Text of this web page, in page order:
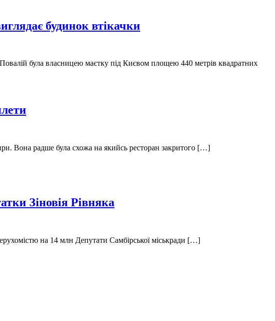
будинок втікачки
Повалій була власницею маєтку під Києвом площею 440 метрів квадратних
Вона радше була схожа на якийсь ресторан закритого […]
Зіновія Рівняка
на 14 млн Депутати Самбірської міськради […]